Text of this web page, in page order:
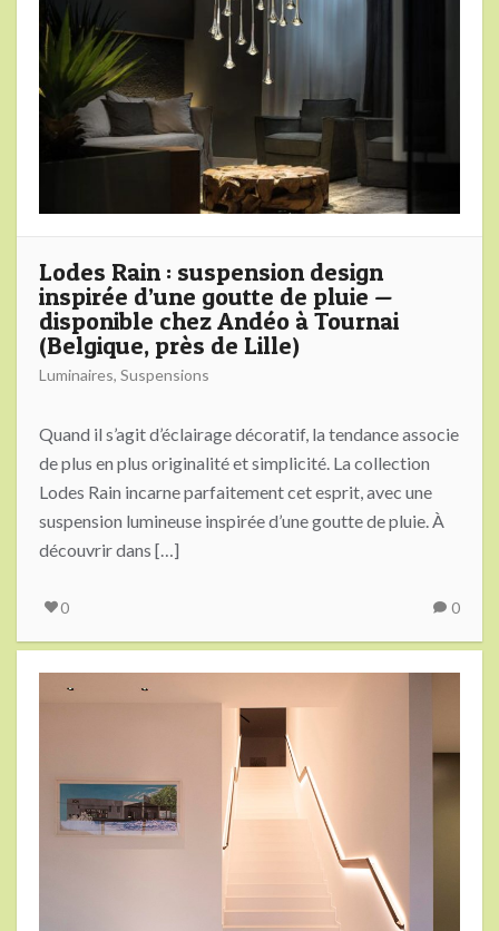
Lodes Rain : suspension design
inspirée d’une goutte de pluie —
disponible chez Andéo à Tournai
(Belgique, près de Lille)
Luminaires, Suspensions
Quand il s’agit d’éclairage décoratif, la tendance associe
de plus en plus originalité et simplicité. La collection
Lodes Rain incarne parfaitement cet esprit, avec une
suspension lumineuse inspirée d’une goutte de pluie. À
découvrir dans […]
0 0